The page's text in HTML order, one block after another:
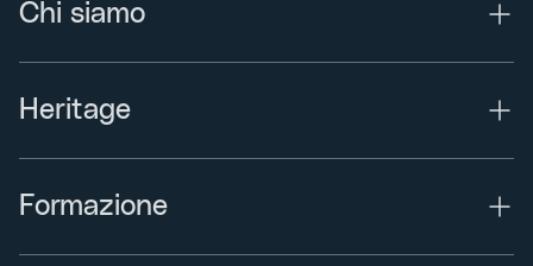
Chi siamo
Heritage
Formazione